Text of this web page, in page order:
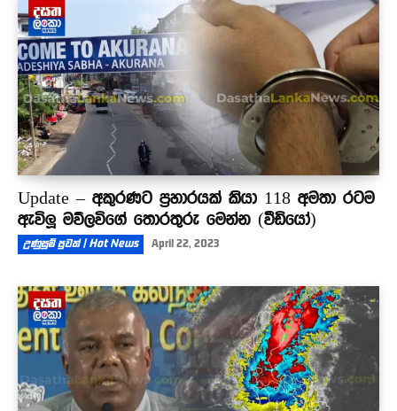
Update – අකුරණට ප්‍රහාරයක් කියා 118 අමතා රටම
ඇවිලූ මව්ලවිගේ තොරතුරු මෙන්න (වීඩියෝ)
උණුසුම් පුවත් | Hot News April 22, 2023